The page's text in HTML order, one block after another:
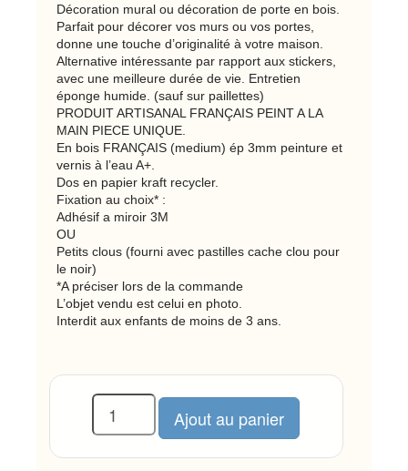
Décoration mural ou décoration de porte en bois.
Parfait pour décorer vos murs ou vos portes,
donne une touche d’originalité à votre maison.
Alternative intéressante par rapport aux stickers,
avec une meilleure durée de vie. Entretien
éponge humide. (sauf sur paillettes)
PRODUIT ARTISANAL FRANÇAIS PEINT A LA
MAIN PIECE UNIQUE.
En bois FRANÇAIS (medium) ép 3mm peinture et
vernis à l’eau A+.
Dos en papier kraft recycler.
Fixation au choix* :
Adhésif a miroir 3M
OU
Petits clous (fourni avec pastilles cache clou pour
le noir)
*A préciser lors de la commande
L’objet vendu est celui en photo.
Interdit aux enfants de moins de 3 ans.